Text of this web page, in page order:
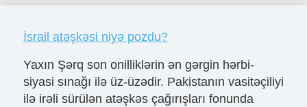
İsrail atəşkəsi niyə pozdu?
Yaxın Şərq son onilliklərin ən gərgin hərbi-
siyasi sınağı ilə üz-üzədir. Pakistanın vasitəçiliyi
ilə irəli sürülən atəşkəs çağırışları fonunda